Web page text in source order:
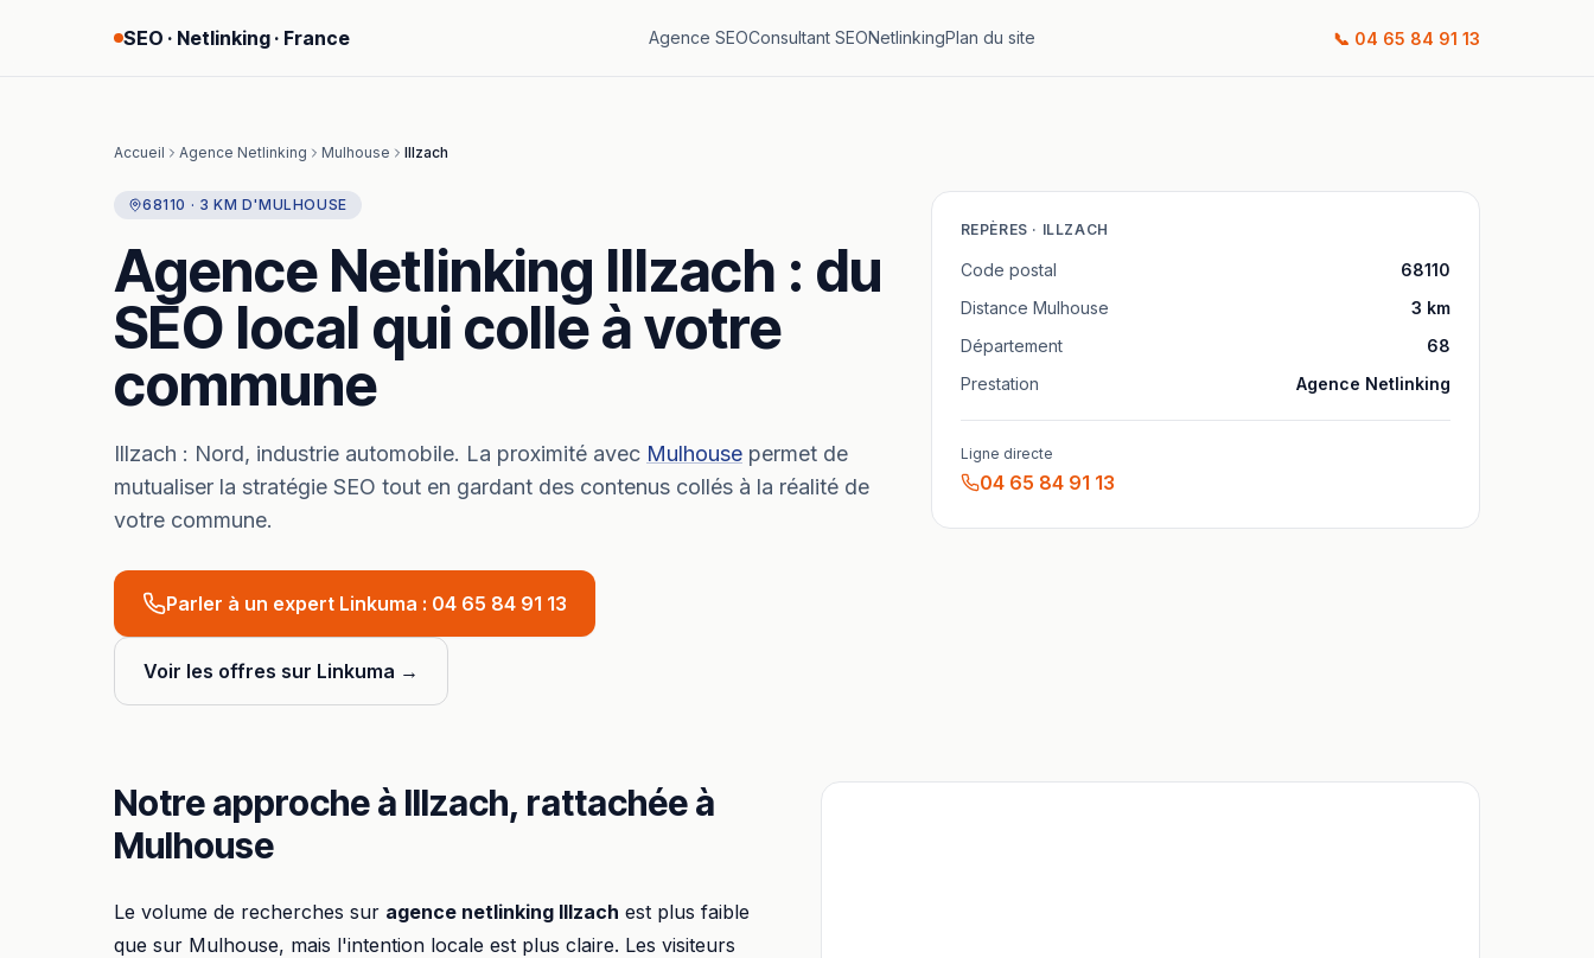
SEO · Netlinking · France Agence SEOConsultant SEONetlinkingPlan du site 📞 04 65 84 91 13
Accueil Agence Netlinking Mulhouse Illzach
68110 · 3 KM D'MULHOUSE
Agence Netlinking Illzach : du
SEO local qui colle à votre
commune
Illzach : Nord, industrie automobile. La proximité avec Mulhouse permet de
mutualiser la stratégie SEO tout en gardant des contenus collés à la réalité de
votre commune.
Parler à un expert Linkuma : 04 65 84 91 13
Voir les offres sur Linkuma →
REPÈRES · ILLZACH
Code postal
68110
Distance Mulhouse 3 km
Département
68
Prestation
Agence Netlinking
Ligne directe
04 65 84 91 13
Notre approche à Illzach, rattachée à
Mulhouse
Le volume de recherches sur agence netlinking Illzach est plus faible
que sur Mulhouse, mais l'intention locale est plus claire. Les visiteurs